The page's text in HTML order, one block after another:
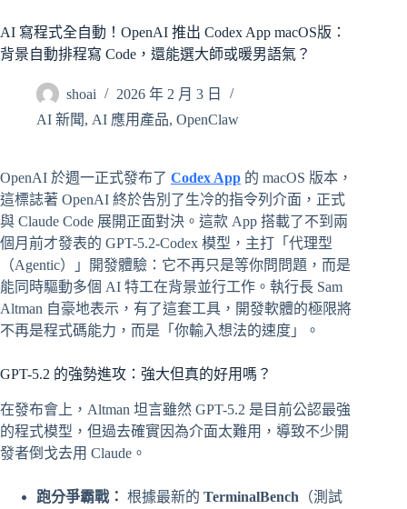
AI 寫程式全自動！OpenAI 推出 Codex App macOS版：
背景自動排程寫 Code，還能選大師或暖男語氣？
shoai
2026 年 2 月 3 日
AI 新聞, AI 應用產品, OpenClaw
OpenAI 於週一正式發布了 Codex App 的 macOS 版本，
這標誌著 OpenAI 終於告別了生冷的指令列介面，正式
與 Claude Code 展開正面對決。這款 App 搭載了不到兩
個月前才發表的 GPT-5.2-Codex 模型，主打「代理型
（Agentic）」開發體驗：它不再只是等你問問題，而是
能同時驅動多個 AI 特工在背景並行工作。執行長 Sam
Altman 自豪地表示，有了這套工具，開發軟體的極限將
不再是程式碼能力，而是「你輸入想法的速度」。
GPT-5.2 的強勢進攻：強大但真的好用嗎？
在發布會上，Altman 坦言雖然 GPT-5.2 是目前公認最強
的程式模型，但過去確實因為介面太難用，導致不少開
發者倒戈去用 Claude。
跑分爭霸戰： 根據最新的 TerminalBench （測試